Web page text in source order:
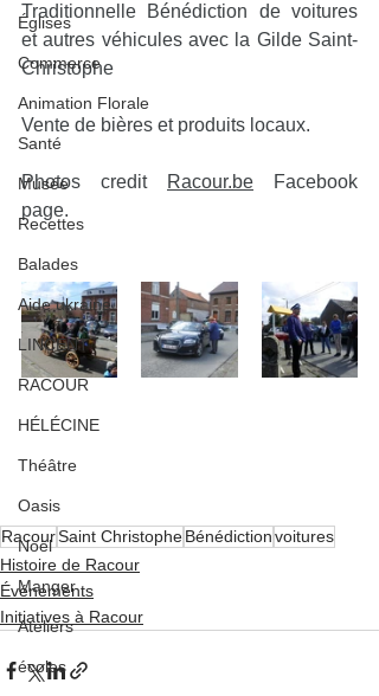
Églises
Commerce
Animation Florale
Santé
Musée
Recettes
Balades
Aide ukraine
LINCENT
RACOUR
HÉLÉCINE
Théâtre
Oasis
Noël
Manger
Ateliers
écoles
Traditionnelle Bénédiction de voitures
et autres véhicules avec la Gilde Saint-
Christophe
Vente de bières et produits locaux.
Photos credit Racour.be Facebook
page.
RacourSaint ChristopheBénédictionvoitures
Histoire de Racour
Événements
Initiatives à Racour